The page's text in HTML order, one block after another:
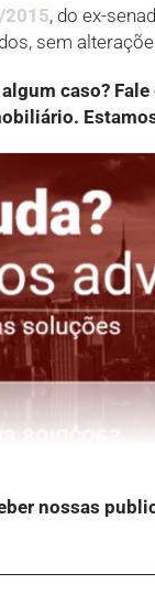
2015, do ex-
sem
caso?
nossas